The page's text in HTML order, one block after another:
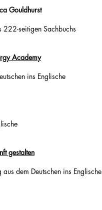
Gouldhurst
222-seitigen Sachbuchs
Academy
ins Englische
gestalten
dem Deutschen ins Englische